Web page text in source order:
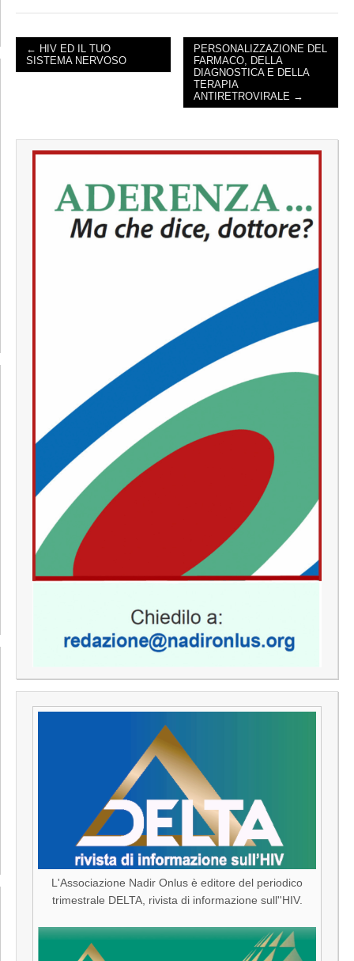
POST NAVIGATION
← HIV ED IL TUO
SISTEMA NERVOSO
PERSONALIZZAZIONE DEL
FARMACO, DELLA
DIAGNOSTICA E DELLA
TERAPIA
ANTIRETROVIRALE →
L'Associazione Nadir Onlus è editore del periodico
trimestrale DELTA, rivista di informazione sull''HIV.